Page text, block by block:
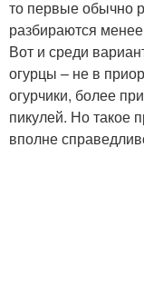
Огурцов в
Огурцы в
то первые обычно
разбираются
Вот и среди
огурцы – не в
огурчики, более
пикулей. Но такое
вполне